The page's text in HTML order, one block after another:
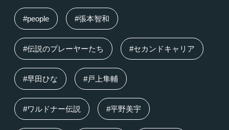
#people #張本智和
#伝説のプレーヤーたち #セカンドキャリア
#早田ひな #戸上隼輔
#ワルドナー伝説 #平野美宇